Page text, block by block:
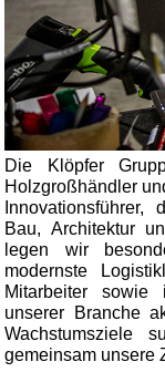
Die Klöpfer
Holzgroßhändler
Bau, Architektur
legen wir
modernste
Mitarbeiter sowie
unserer Branche
Wachstumsziele
gemeinsam unsere